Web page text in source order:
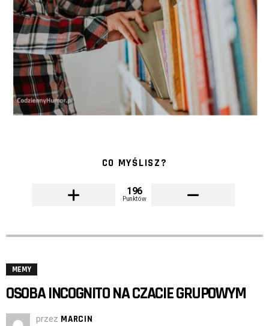
CO MYŚLISZ?
196
Punktów
MEMY
OSOBA INCOGNITO NA CZACIE GRUPOWYM
przez MARCIN